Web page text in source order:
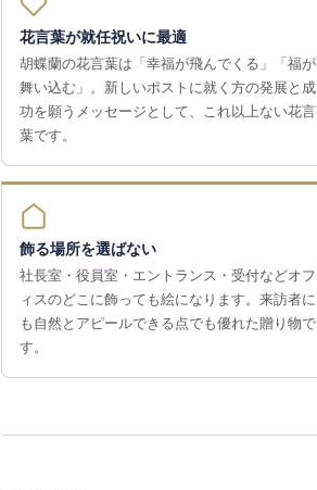
花言葉が就任祝いに最適
胡蝶蘭の花言葉は「幸福が飛んでくる」「福が
舞い込む」。新しいポストに就く方の発展と成
功を願うメッセージとして、これ以上ない花言
葉です。
飾る場所を選ばない
社長室・役員室・エントランス・受付などオフ
ィスのどこに飾っても絵になります。来訪者に
も自然とアピールできる点でも優れた贈り物で
す。